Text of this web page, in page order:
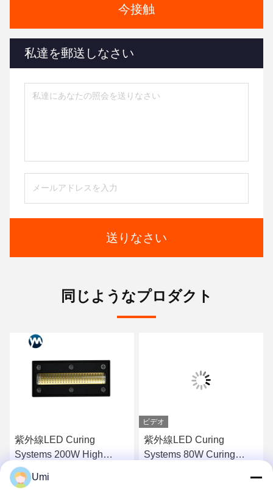
今接触
私達を郵送しなさい
送りなさい
同じようなプロダクト
紫外線LED Curing
Systems 200W High
Power Curing Lamp
Ultraviolet Lamps Chiller
ビデオ
紫外線LED Curing
Systems 80W Curing
Umi